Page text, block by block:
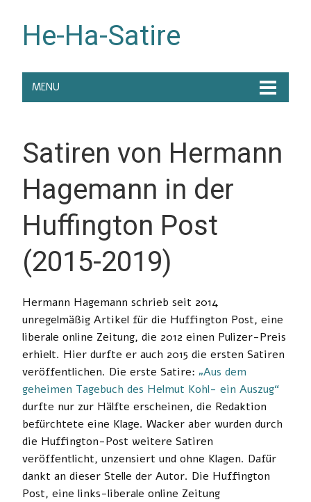
He-Ha-Satire
MENU
Satiren von Hermann
Hagemann in der
Huffington Post
(2015-2019)
Hermann Hagemann schrieb seit 2014
unregelmäßig Artikel für die Huffington Post, eine
liberale online Zeitung, die 2012 einen Pulizer-Preis
erhielt. Hier durfte er auch 2015 die ersten Satiren
veröffentlichen. Die erste Satire: „Aus dem
geheimen Tagebuch des Helmut Kohl- ein Auszug“
durfte nur zur Hälfte erscheinen, die Redaktion
befürchtete eine Klage. Wacker aber wurden durch
die Huffington-Post weitere Satiren
veröffentlicht, unzensiert und ohne Klagen. Dafür
dankt an dieser Stelle der Autor. Die Huffington
Post, eine links-liberale online Zeitung